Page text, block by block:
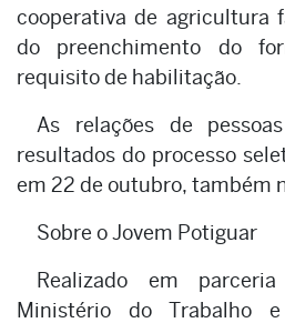
cooperativa de agricultura
do preenchimento do
requisito de habilitação.
As relações de
resultados do processo
em 22 de outubro, também
Sobre o Jovem Potiguar
Realizado em
Ministério do Trabalho